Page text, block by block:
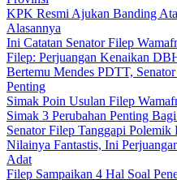
KPK Resmi Ajukan Banding
Alasannya
Ini Catatan Senator Filep
Filep: Perjuangan Kenaikan
Bertemu Mendes PDTT,
Penting
Simak Poin Usulan Filep
Simak 3 Perubahan Penting
Senator Filep Tanggapi
Nilainya Fantastis, Ini
Adat
Filep Sampaikan 4 Hal Soal